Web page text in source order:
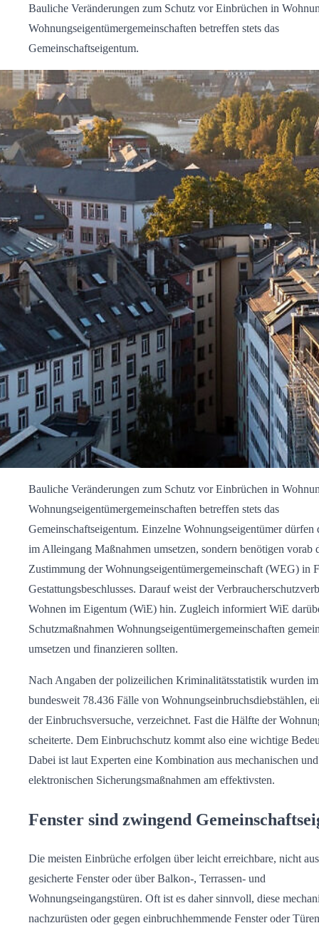
Bauliche Veränderungen zum Schutz vor Einbrüchen in
Wohnungseigentümergemeinschaften betreffen stets das
Gemeinschaftseigentum.
Bauliche Veränderungen zum Schutz vor Einbrüchen in
Wohnungseigentümergemeinschaften betreffen stets das
Gemeinschaftseigentum. Einzelne Wohnungseigentümer dürfen
im Alleingang Maßnahmen umsetzen, sondern benötigen vorab
Zustimmung der Wohnungseigentümergemeinschaft (WEG) in
Gestattungsbeschlusses. Darauf weist der
Wohnen im Eigentum (WiE) hin. Zugleich informiert WiE
Schutzmaßnahmen Wohnungseigentümergemeinschaften
umsetzen und finanzieren sollten.
Nach Angaben der polizeilichen Kriminalitätsstatistik wurden
bundesweit 78.436 Fälle von Wohnungseinbruchsdiebstählen,
der Einbruchsversuche, verzeichnet. Fast die Hälfte der
scheiterte. Dem Einbruchschutz kommt also eine wichtige
Dabei ist laut Experten eine Kombination aus mechanischen und
elektronischen Sicherungsmaßnahmen am effektivsten.
Fenster sind zwingend
Die meisten Einbrüche erfolgen über leicht erreichbare, nicht
gesicherte Fenster oder über Balkon-, Terrassen- und
Wohnungseingangstüren. Oft ist es daher sinnvoll, diese
nachzurüsten oder gegen einbruchhemmende Fenster oder Türen